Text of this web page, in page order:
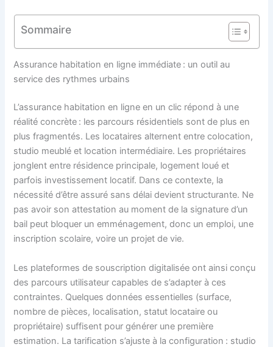
Sommaire
Assurance habitation en ligne immédiate : un outil au
service des rythmes urbains
L’assurance habitation en ligne en un clic répond à une
réalité concrète : les parcours résidentiels sont de plus en
plus fragmentés. Les locataires alternent entre colocation,
studio meublé et location intermédiaire. Les propriétaires
jonglent entre résidence principale, logement loué et
parfois investissement locatif. Dans ce contexte, la
nécessité d’être assuré sans délai devient structurante. Ne
pas avoir son attestation au moment de la signature d’un
bail peut bloquer un emménagement, donc un emploi, une
inscription scolaire, voire un projet de vie.
Les plateformes de souscription digitalisée ont ainsi conçu
des parcours utilisateur capables de s’adapter à ces
contraintes. Quelques données essentielles (surface,
nombre de pièces, localisation, statut locataire ou
propriétaire) suffisent pour générer une première
estimation. La tarification s’ajuste à la configuration : studio